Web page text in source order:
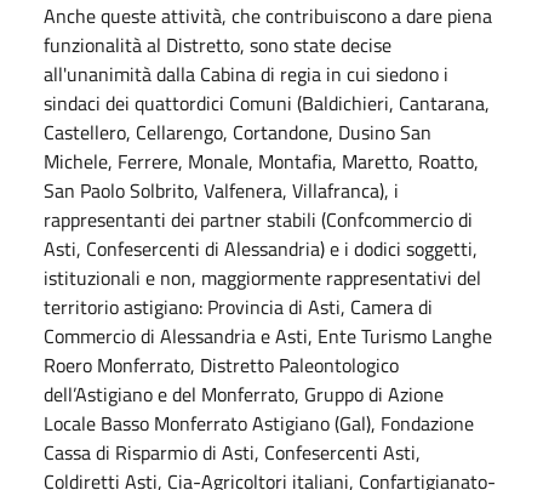
Anche queste attività, che contribuiscono a dare piena
funzionalità al Distretto, sono state decise
all'unanimità dalla Cabina di regia in cui siedono i
sindaci dei quattordici Comuni (Baldichieri, Cantarana,
Castellero, Cellarengo, Cortandone, Dusino San
Michele, Ferrere, Monale, Montafia, Maretto, Roatto,
San Paolo Solbrito, Valfenera, Villafranca), i
rappresentanti dei partner stabili (Confcommercio di
Asti, Confesercenti di Alessandria) e i dodici soggetti,
istituzionali e non, maggiormente rappresentativi del
territorio astigiano: Provincia di Asti, Camera di
Commercio di Alessandria e Asti, Ente Turismo Langhe
Roero Monferrato, Distretto Paleontologico
dell’Astigiano e del Monferrato, Gruppo di Azione
Locale Basso Monferrato Astigiano (Gal), Fondazione
Cassa di Risparmio di Asti, Confesercenti Asti,
Coldiretti Asti, Cia-Agricoltori italiani, Confartigianato-